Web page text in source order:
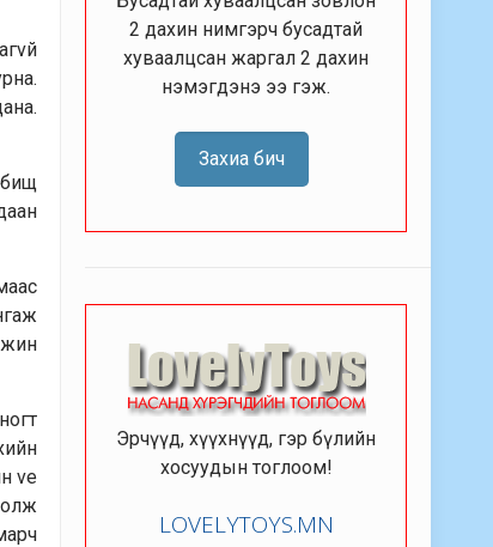
vе
2 дахин нимгэрч бусадтай
хуваалцсан жаргал 2 дахин
нэмэгдэнэ ээ гэж.
Захиа бич
Эрчүүд, хүүхнүүд, гэр бүлийн
хосуудын тоглоом!
LOVELYTOYS.MN